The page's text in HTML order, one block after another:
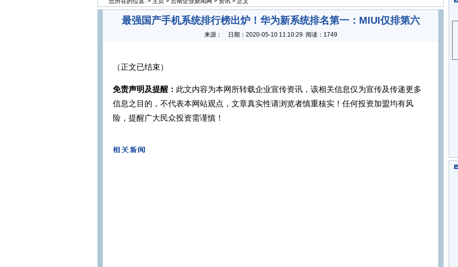
最强国产手机系统排行榜出炉！华为新系统排名第一：MIUI仅排第六
来源： 日期： 2020-05-10 11:10:29 阅读：1749
（正文已结束）
免责声明及提醒： 此文内容为本网所转载企业宣传资讯，该相关信息仅为宣传及传递更多
信息之目的，不代表本网站观点，文章真实性请浏览者慎重核实！任何投资加盟均有风
险，提醒广大民众投资需谨慎！